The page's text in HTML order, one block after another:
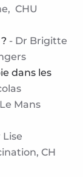
CHU
- Dr Brigitte
dans les
Mans
Lise
CH